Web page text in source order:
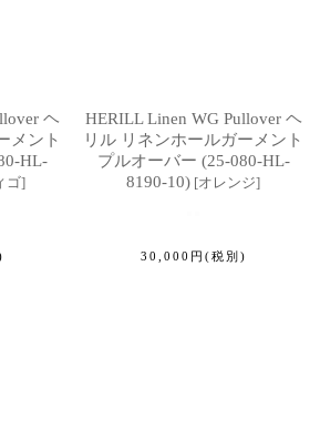
ヘ
メント
HL-
ゴ]
HERILL Linen WG Pullover ヘ
リル リネンホールガーメント
プルオーバー (25-080-HL-
8190-10) [オレンジ]
30,000 円 (税別)